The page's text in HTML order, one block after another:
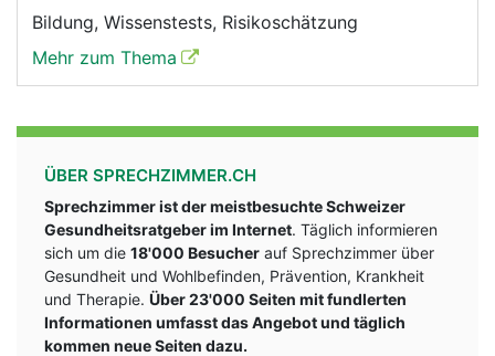
Bildung, Wissenstests, Risikoschätzung
Mehr zum Thema
ÜBER SPRECHZIMMER.CH
Sprechzimmer ist der meistbesuchte Schweizer
Gesundheitsratgeber im Internet. Täglich informieren
sich um die 18'000 Besucher auf Sprechzimmer über
Gesundheit und Wohlbefinden, Prävention, Krankheit
und Therapie. Über 23'000 Seiten mit fundlerten
Informationen umfasst das Angebot und täglich
kommen neue Seiten dazu.